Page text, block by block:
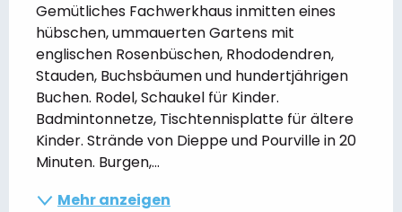
Gemütliches Fachwerkhaus inmitten eines
hübschen, ummauerten Gartens mit
englischen Rosenbüschen, Rhododendren,
Stauden, Buchsbäumen und hundertjährigen
Buchen. Rodel, Schaukel für Kinder.
Badmintonnetze, Tischtennisplatte für ältere
Kinder. Strände von Dieppe und Pourville in 20
Minuten. Burgen,...
Mehr anzeigen